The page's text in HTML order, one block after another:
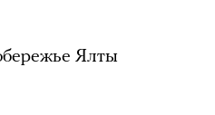
Ялты